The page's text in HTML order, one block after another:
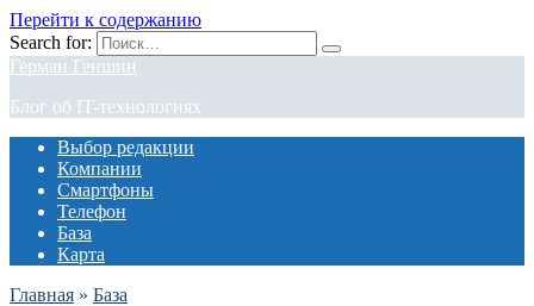
Перейти к содержанию
Search for:
Герман Геншин
Блог об IT-технологиях
Выбор редакции
Компании
Смартфоны
Телефон
База
Карта
Главная » База